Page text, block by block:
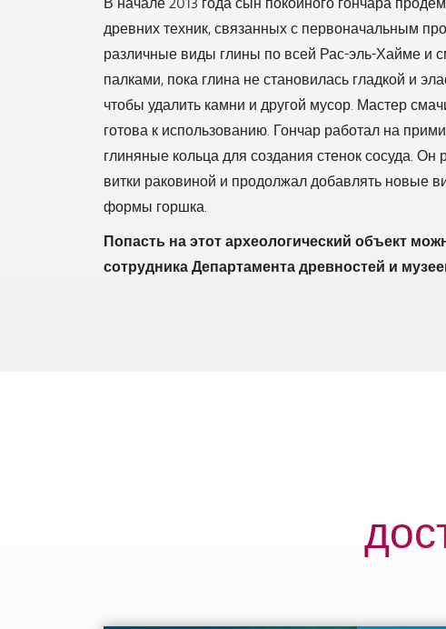
древних техник, связанных с первоначальным
различные виды глины по всей Рас-эль-Хайме и
палками, пока глина не становилась гладкой и
чтобы удалить камни и другой мусор. Мастер
готова к использованию. Гончар работал на
глиняные кольца для создания стенок сосуда.
витки раковиной и продолжал добавлять новые
формы горшка.
Попасть на этот археологический объект
сотрудника Департамента древностей и